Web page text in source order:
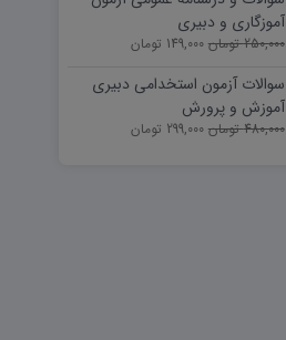
آموزگاری و دبیری
250,000 تومان 149,000 تومان
سوالات آزمون استخدامی دبیری
آموزش و پرورش
480,000 تومان 299,000 تومان